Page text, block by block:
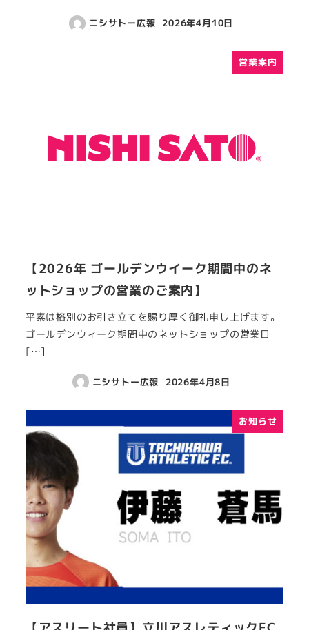
ニシサトー広報 2026年4月10日
営業案内
【2026年 ゴールデンウイーク期間中のネ
ットショップの営業のご案内】
平素は格別のお引き立てを賜り厚く御礼申し上げます。
ゴールデンウィーク期間中のネットショップの営業日
[…]
ニシサトー広報 2026年4月8日
お知らせ